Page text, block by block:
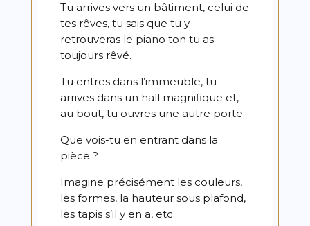
Tu arrives vers un bâtiment, celui de
tes rêves, tu sais que tu y
retrouveras le piano ton tu as
toujours rêvé.
Tu entres dans l’immeuble, tu
arrives dans un hall magnifique et,
au bout, tu ouvres une autre porte;
Que vois-tu en entrant dans la
pièce ?
Imagine précisément les couleurs,
les formes, la hauteur sous plafond,
les tapis s’il y en a, etc.